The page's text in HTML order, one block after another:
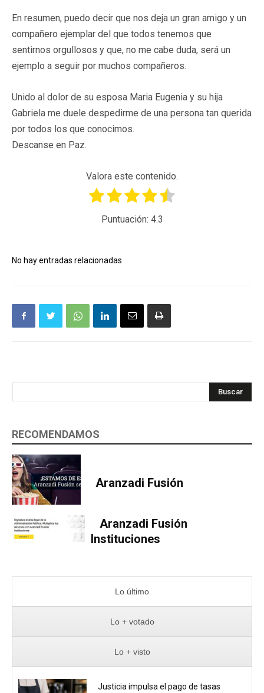
En resumen, puedo decir que nos deja un gran amigo y un
compañero ejemplar del que todos tenemos que
sentirnos orgullosos y que, no me cabe duda, será un
ejemplo a seguir por muchos compañeros.
Unido al dolor de su esposa Maria Eugenia y su hija
Gabriela me duele despedirme de una persona tan querida
por todos los que conocimos.
Descanse en Paz.
Valora este contenido.
Puntuación: 4.3
No hay entradas relacionadas
Buscar
RECOMENDAMOS
Aranzadi Fusión
Aranzadi Fusión
Instituciones
Lo último
Lo + votado
Lo + visto
Justicia impulsa el pago de tasas